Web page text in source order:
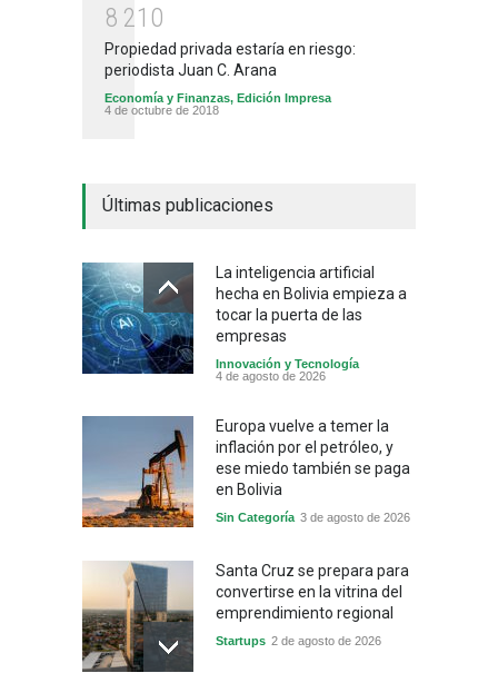
8 21 0
Propiedad privada estaría en riesgo:
periodista Juan C. Arana
Economía y Finanzas, Edición Impresa
4 de octubre de 2018
Últimas publicaciones
La inteligencia artificial
hecha en Bolivia empieza a
tocar la puerta de las
empresas
Innovación y Tecnología
4 de agosto de 2026
Europa vuelve a temer la
inflación por el petróleo, y
ese miedo también se paga
en Bolivia
Sin Categoría 3 de agosto de 2026
Santa Cruz se prepara para
convertirse en la vitrina del
emprendimiento regional
Startups 2 de agosto de 2026